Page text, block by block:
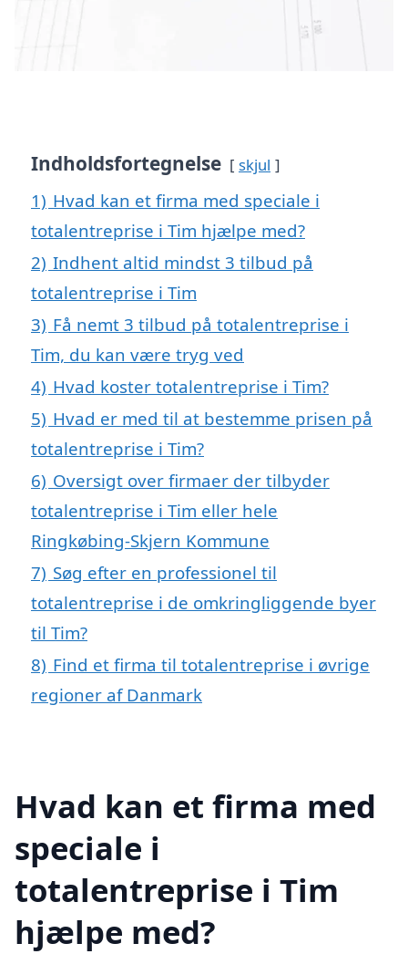
Indholdsfortegnelse skjul
1) Hvad kan et firma med speciale i
totalentreprise i Tim hjælpe med?
2) Indhent altid mindst 3 tilbud på
totalentreprise i Tim
3) Få nemt 3 tilbud på totalentreprise i
Tim, du kan være tryg ved
4) Hvad koster totalentreprise i Tim?
5) Hvad er med til at bestemme prisen på
totalentreprise i Tim?
6) Oversigt over firmaer der tilbyder
totalentreprise i Tim eller hele
Ringkøbing-Skjern Kommune
7) Søg efter en professionel til
totalentreprise i de omkringliggende byer
til Tim?
8) Find et firma til totalentreprise i øvrige
regioner af Danmark
Hvad kan et firma med
speciale i
totalentreprise i Tim
hjælpe med?